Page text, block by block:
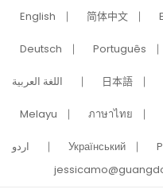
English 简体中文
Deutsch Português
اللغة العربية 日本語
Melayu ภาษาไทย
اردو Український